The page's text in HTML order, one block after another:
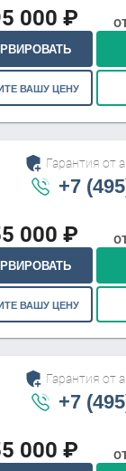
000 ₽
ВАШУ ЦЕНУ
Гарантия от
+7
000 ₽
ВАШУ ЦЕНУ
Гарантия от
+7
000 ₽